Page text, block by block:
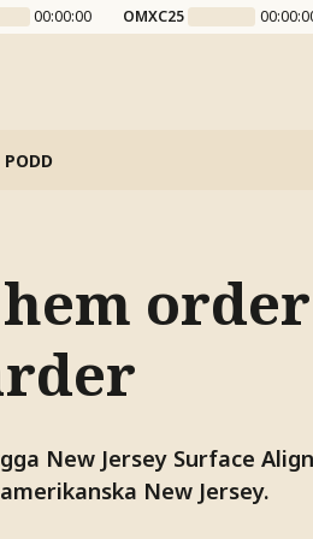
00:00:00 OMXC25
PODD
order
New Jersey Surface
New Jersey.